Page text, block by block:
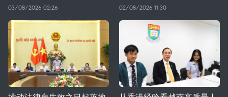
03/08/2026 02:26 02/08/2026 11:30